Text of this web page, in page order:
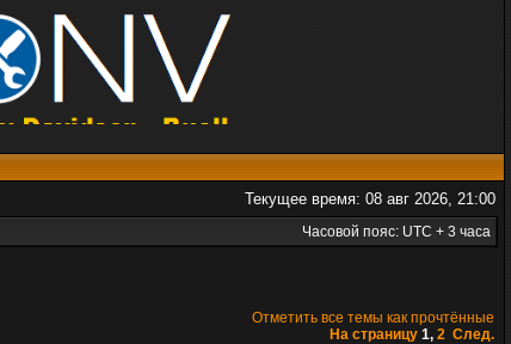
Текущее время: 08 авг 2026, 21:00
Часовой пояс: UTC + 3 часа
Отметить все темы как прочтённые
На страницу 1, 2 След.